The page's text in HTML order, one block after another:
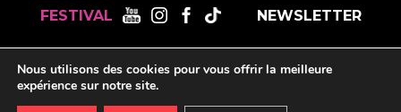
FESTIVAL NEWSLETTER
MENTIONS LÉGALES
OFFRES DE STAGES, CDD ET CDI
Nous utilisons des cookies pour vous offrir la meilleure
expérience sur notre site.